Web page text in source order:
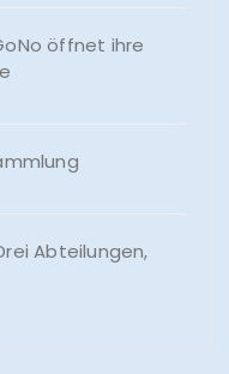
öffnet ihre
Abteilungen,